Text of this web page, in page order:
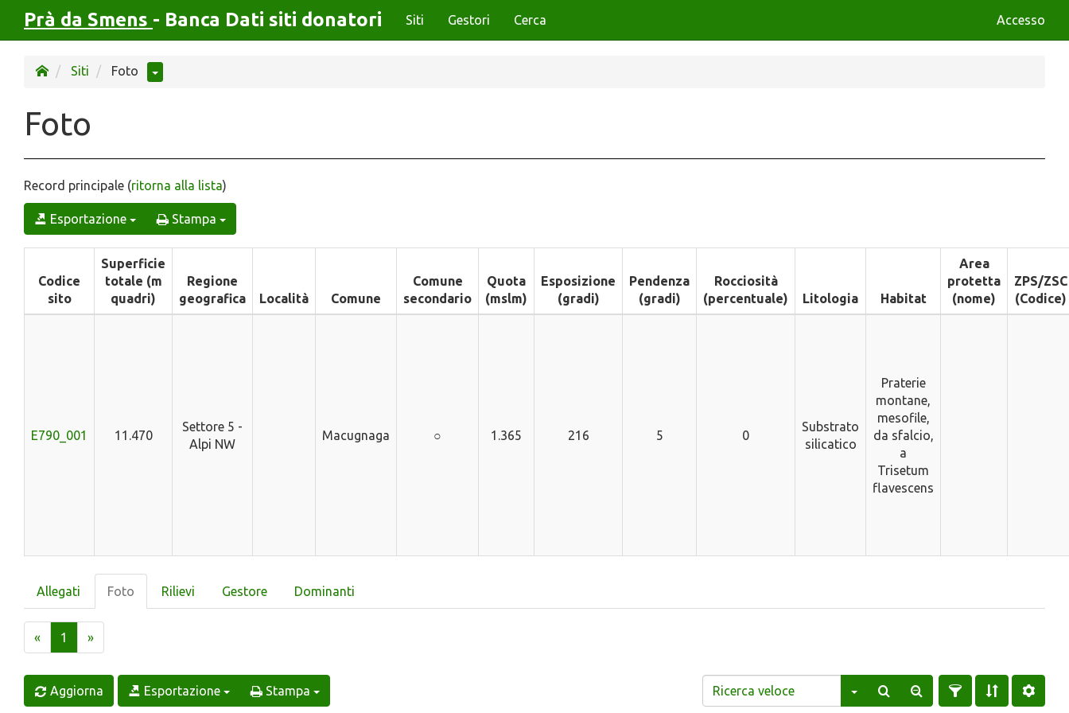
Prà da Smens - Banca Dati siti donatori Accesso
Siti Gestori Cerca
Siti Foto
Foto
Record principale (ritorna alla lista)
Esportazione Stampa
Codice
sito
Superficie
totale (m
quadri)
Regione
geografica
Località Comune
Comune
secondario
Quota
(mslm)
Esposizione
(gradi)
Pendenza
(gradi)
Rocciosità
(percentuale)
Litologia Habitat
Area
protetta
(nome)
ZPS/ZSC
(Codice)
E790_001 11.470
Settore 5 -
Alpi NW
Macugnaga ○ 1.365 216 5 0
Substrato
silicatico
Praterie
montane,
mesofile,
da sfalcio,
a
Trisetum
flavescens
Allegati Foto Rilievi Gestore Dominanti
« 1 »
Aggiorna Esportazione Stampa